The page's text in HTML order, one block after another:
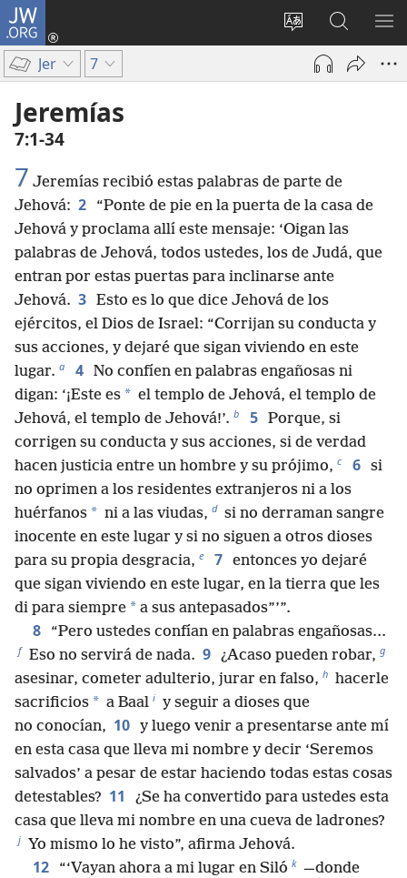
JW.ORG
Cambiar
idioma
del sitio
Iniciar
sesión
en
jw.org
Jer 7
Jeremías
7:1-34
7 Jeremías recibió estas palabras de parte de
Jehová: 2
“Ponte de pie en la puerta de la casa de
Jehová y proclama allí este mensaje: ‘Oigan las
palabras de Jehová, todos ustedes, los de Judá, que
entran por estas puertas para inclinarse ante
Jehová. 3 Esto es lo que dice Jehová de los
ejércitos, el Dios de Israel: “Corrijan su conducta y
sus acciones, y dejaré que sigan viviendo en este
lugar. a 4 No confíen en palabras engañosas ni
digan: ‘¡Este es * el templo de Jehová, el templo de
Jehová, el templo de Jehová!’. b 5 Porque, si
corrigen su conducta y sus acciones, si de verdad
hacen justicia entre un hombre y su prójimo, c 6 si
no oprimen a los residentes extranjeros ni a los
huérfanos * ni a las viudas, d si no derraman sangre
inocente en este lugar y si no siguen a otros dioses
para su propia desgracia, e 7 entonces yo dejaré
que sigan viviendo en este lugar, en la tierra que les
di para siempre * a sus antepasados”’”.
8 “Pero ustedes confían en palabras engañosas...
f Eso no servirá de nada. 9 ¿Acaso pueden robar, g
asesinar, cometer adulterio, jurar en falso, h hacerle
sacrificios * a Baal i y seguir a dioses que
no conocían, 10 y luego venir a presentarse ante mí
en esta casa que lleva mi nombre y decir ‘Seremos
salvados’ a pesar de estar haciendo todas estas cosas
detestables? 11
¿Se ha convertido para ustedes esta
casa que lleva mi nombre en una cueva de ladrones?
j Yo mismo lo he visto”, afirma Jehová.
12 “‘Vayan ahora a mi lugar en Siló k —donde